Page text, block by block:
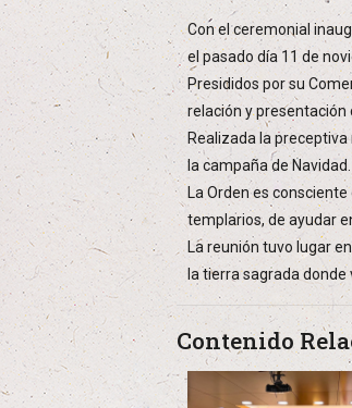
Con el ceremonial
el pasado día 11 de
Presididos por su
relación y presentación
Realizada la
la campaña de Navidad.
La Orden es
templarios, de ayudar
La reunión tuvo lugar
la tierra sagrada donde
Contenido